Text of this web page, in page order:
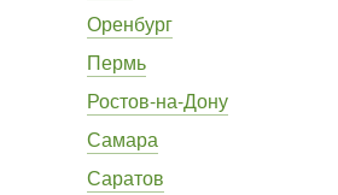
Оренбург
Пермь
Ростов-на-Дону
Самара
Саратов